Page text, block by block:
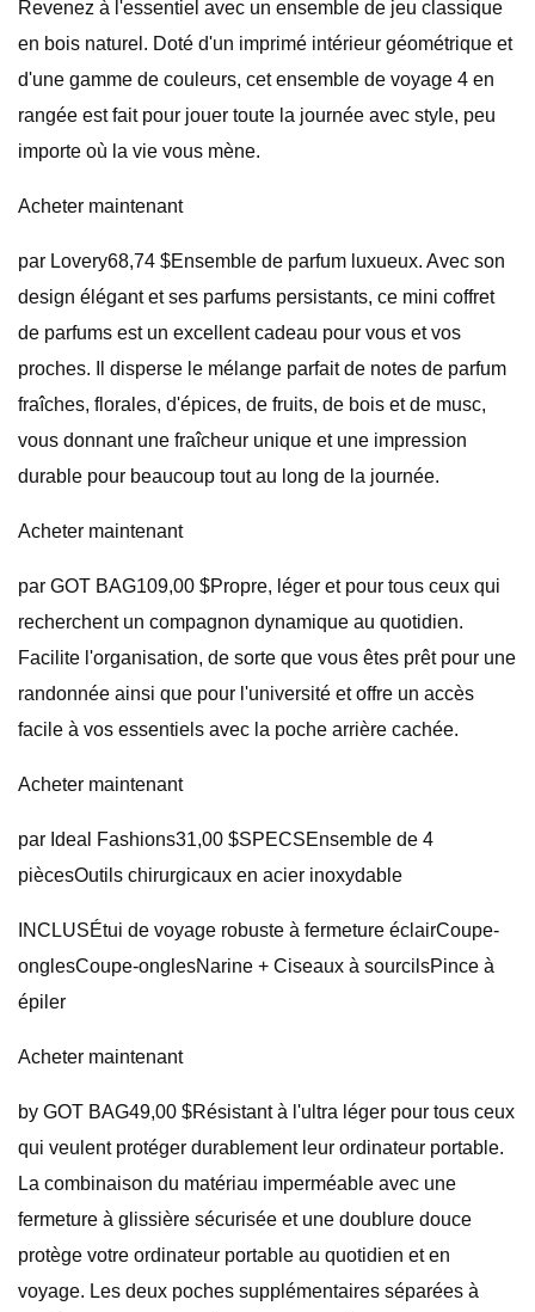
Revenez à l'essentiel avec un ensemble de jeu classique
en bois naturel. Doté d'un imprimé intérieur géométrique et
d'une gamme de couleurs, cet ensemble de voyage 4 en
rangée est fait pour jouer toute la journée avec style, peu
importe où la vie vous mène.
Acheter maintenant
par Lovery68,74 $Ensemble de parfum luxueux. Avec son
design élégant et ses parfums persistants, ce mini coffret
de parfums est un excellent cadeau pour vous et vos
proches. Il disperse le mélange parfait de notes de parfum
fraîches, florales, d'épices, de fruits, de bois et de musc,
vous donnant une fraîcheur unique et une impression
durable pour beaucoup tout au long de la journée.
Acheter maintenant
par GOT BAG109,00 $Propre, léger et pour tous ceux qui
recherchent un compagnon dynamique au quotidien.
Facilite l'organisation, de sorte que vous êtes prêt pour une
randonnée ainsi que pour l'université et offre un accès
facile à vos essentiels avec la poche arrière cachée.
Acheter maintenant
par Ideal Fashions31,00 $SPECSEnsemble de 4
piècesOutils chirurgicaux en acier inoxydable
INCLUSÉtui de voyage robuste à fermeture éclairCoupe-
onglesCoupe-onglesNarine + Ciseaux à sourcilsPince à
épiler
Acheter maintenant
by GOT BAG49,00 $Résistant à l'ultra léger pour tous ceux
qui veulent protéger durablement leur ordinateur portable.
La combinaison du matériau imperméable avec une
fermeture à glissière sécurisée et une doublure douce
protège votre ordinateur portable au quotidien et en
voyage. Les deux poches supplémentaires séparées à